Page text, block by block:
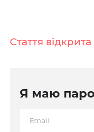
Стаття
Я маю